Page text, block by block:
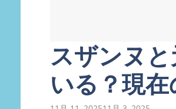
スザンヌ
いる？現